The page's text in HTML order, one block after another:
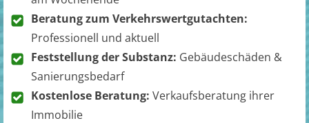
Beratung zum Verkehrswertgutachten:
Professionell und aktuell
Feststellung der Substanz: Gebäudeschäden &
Sanierungsbedarf
Kostenlose Beratung: Verkaufsberatung ihrer
Immobilie